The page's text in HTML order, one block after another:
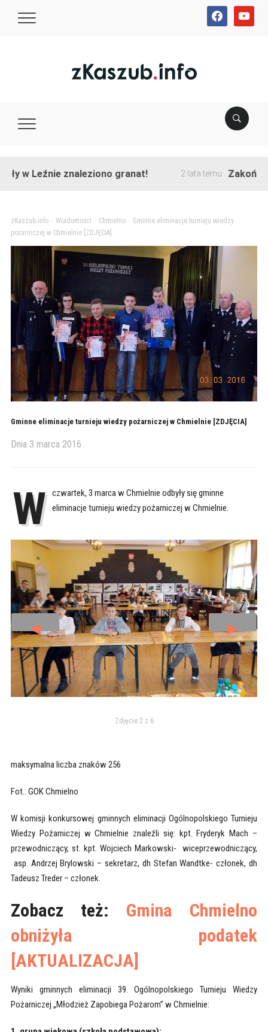
facebookyoutube
znaleziono granat! 2 lata temu Zakończono
zKaszub.info> Wiadomości Chmielno> Gminne eliminacje turnieju wiedzy
pożarniczej w Chmielnie [ZDJĘCIA]
Gminne eliminacje turnieju wiedzy pożarniczej w Chmielnie [ZDJĘCIA]
Dnia 3 marca 2016
W czwartek, 3 marca w Chmielnie odbyły się gminne
eliminacje turnieju wiedzy pożarniczej w Chmielnie.
◄ ►
Zdjęcie 2 z 6
maksymalna liczba znaków 256
Fot.: GOK Chmielno
W komisji konkursowej gminnych eliminacji Ogólnopolskiego Turnieju
Wiedzy Pożarniczej w Chmielnie znaleźli się: kpt. Fryderyk Mach –
przewodniczący, st. kpt. Wojciech Markowski- wiceprzewodniczący,
asp. Andrzej Brylowski – sekretarz, dh Stefan Wandtke- członek, dh
Tadeusz Treder – członek.
Zobacz też: Gmina Chmielno
obniżyła podatek
[AKTUALIZACJA]
Wyniki gminnych eliminacji 39. Ogólnopolskiego Turnieju Wiedzy
Pożarniczej „Młodzież Zapobiega Pożarom” w Chmielnie: